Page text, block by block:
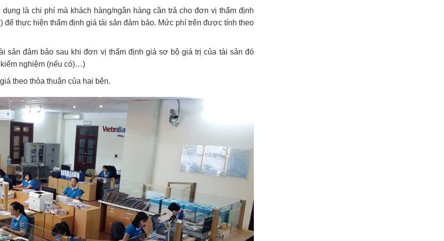
là chi phí mà khách hàng/ngân hàng cần trả cho đơn vị thẩm định
để thực hiện thẩm định giá tài sản đảm bảo. Mức phí trên được tính theo
sản đảm bảo sau khi đơn vị thẩm định giá sơ bộ giá trị của tài sản đó
nghiệm (nếu có)…)
theo thỏa thuận của hai bên.